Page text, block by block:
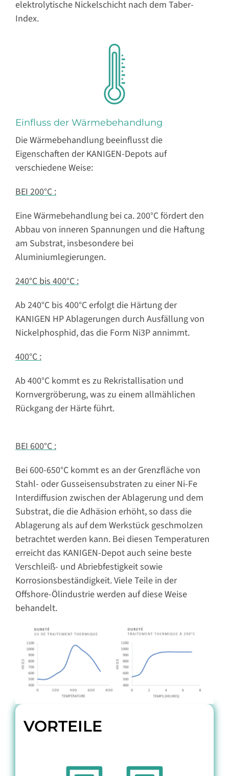
elektrolytische Nickelschicht nach dem Taber-
Index.
Einfluss der Wärmebehandlung
Die Wärmebehandlung beeinflusst die
Eigenschaften der KANIGEN-Depots auf
verschiedene Weise:
BEI 200°C :
Eine Wärmebehandlung bei ca. 200°C fördert den
Abbau von inneren Spannungen und die Haftung
am Substrat, insbesondere bei
Aluminiumlegierungen.
240°C bis 400°C :
Ab 240°C bis 400°C erfolgt die Härtung der
KANIGEN HP Ablagerungen durch Ausfällung von
Nickelphosphid, das die Form Ni3P annimmt.
400°C :
Ab 400°C kommt es zu Rekristallisation und
Kornvergröberung, was zu einem allmählichen
Rückgang der Härte führt.
BEI 600°C :
Bei 600-650°C kommt es an der Grenzfläche von
Stahl- oder Gusseisensubstraten zu einer Ni-Fe
Interdiffusion zwischen der Ablagerung und dem
Substrat, die die Adhäsion erhöht, so dass die
Ablagerung als auf dem Werkstück geschmolzen
betrachtet werden kann. Bei diesen Temperaturen
erreicht das KANIGEN-Depot auch seine beste
Verschleiß- und Abriebfestigkeit sowie
Korrosionsbeständigkeit. Viele Teile in der
Offshore-Ölindustrie werden auf diese Weise
behandelt.
VORTEILE